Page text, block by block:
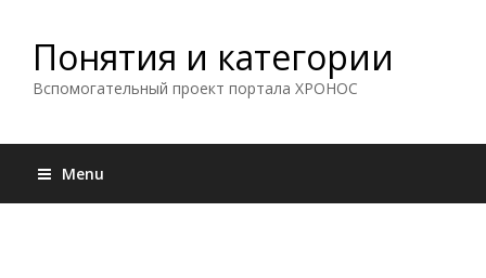
Понятия и категории
Вспомогательный проект портала ХРОНОС
Menu